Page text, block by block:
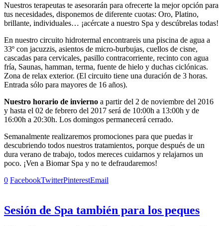
Nuestros terapeutas te asesorarán para ofrecerte la mejor opción para
tus necesidades, disponemos de diferente cuotas: Oro, Platino,
brillante, individuales… ¡acércate a nuestro Spa y descúbrelas todas!
En nuestro circuito hidrotermal encontrareis una piscina de agua a
33º con jacuzzis, asientos de micro-burbujas, cuellos de cisne,
cascadas para cervicales, pasillo contracorriente, recinto con agua
fría, Saunas, hamman, terma, fuente de hielo y duchas ciclónicas.
Zona de relax exterior. (El circuito tiene una duración de 3 horas.
Entrada sólo para mayores de 16 años).
Nuestro horario de invierno a partir del 2 de noviembre del 2016
y hasta el 02 de febrero del 2017 será de 10:00h a 13:00h y de
16:00h a 20:30h. Los domingos permanecerá cerrado.
Semanalmente realizaremos promociones para que puedas ir
descubriendo todos nuestros tratamientos, porque después de un
dura verano de trabajo, todos mereces cuidarnos y relajarnos un
poco. ¡Ven a Biomar Spa y no te defraudaremos!
0 FacebookTwitterPinterestEmail
Sesión de Spa también para los peques